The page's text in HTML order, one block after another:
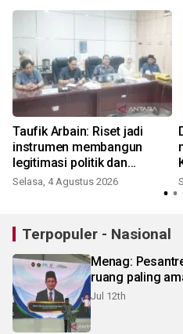
Taufik Arbain: Riset jadi
instrumen membangun
legitimasi politik dan
administratif DOB Gambut
Selasa, 4 Agustus 2026
Terpopuler - Nasional
Menag:
ruang paling
Jul 12th